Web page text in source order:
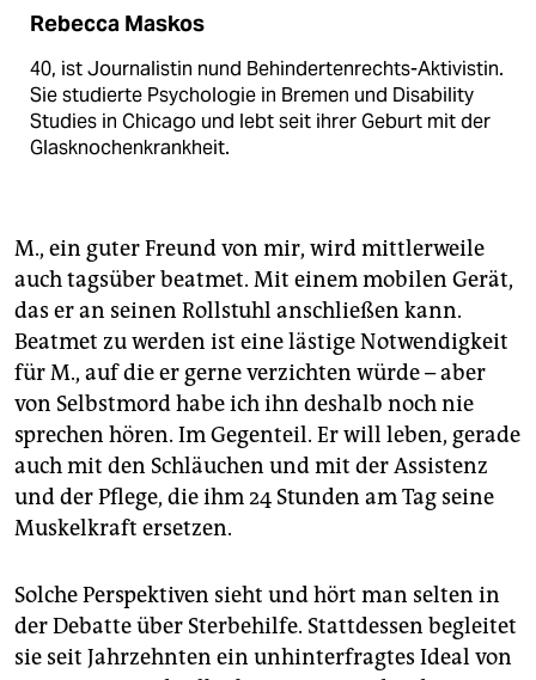
Rebecca Maskos
40, ist Journalistin nund Behindertenrechts-Aktivistin.
Sie studierte Psychologie in Bremen und Disability
Studies in Chicago und lebt seit ihrer Geburt mit der
Glasknochenkrankheit.
M., ein guter Freund von mir, wird mittlerweile
auch tagsüber beatmet. Mit einem mobilen Gerät,
das er an seinen Rollstuhl anschließen kann.
Beatmet zu werden ist eine lästige Notwendigkeit
für M., auf die er gerne verzichten würde – aber
von Selbstmord habe ich ihn deshalb noch nie
sprechen hören. Im Gegenteil. Er will leben, gerade
auch mit den Schläuchen und mit der Assistenz
und der Pflege, die ihm 24 Stunden am Tag seine
Muskelkraft ersetzen.
Solche Perspektiven sieht und hört man selten in
der Debatte über Sterbehilfe. Stattdessen begleitet
sie seit Jahrzehnten ein unhinterfragtes Ideal von